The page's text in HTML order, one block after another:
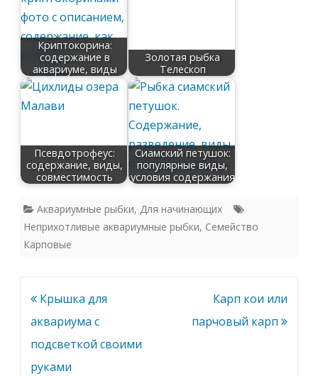
Криптокорина:
содержание в
аквариуме, виды
Золотая рыбка
Телескоп
Псевдотрофеус:
содержание, виды,
совместимость
Сиамский петушок:
популярные виды,
условия содержания
Аквариумные рыбки, Для начинающих
Неприхотливые аквариумные рыбки, Семейство
Карповые
Навигация
по
записям
Крышка для
аквариума с
подсветкой своими
руками
Карп кои или
парчовый карп